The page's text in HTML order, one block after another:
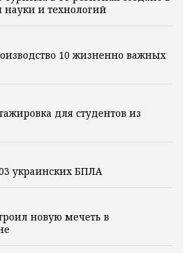
науки и технологий
10 жизненно важных
для студентов из
украинских БПЛА
новую мечеть в